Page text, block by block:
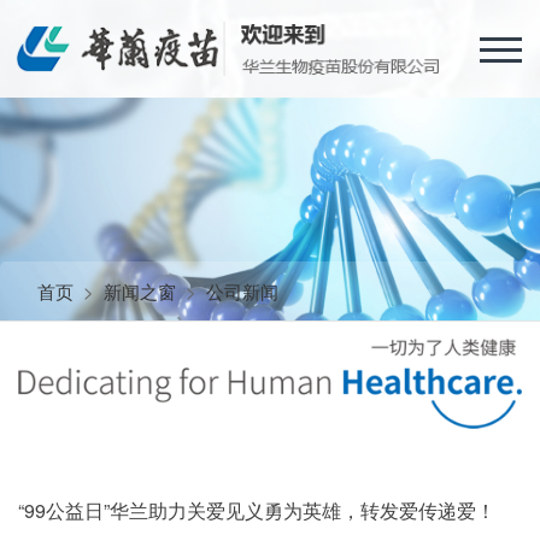
首页 > 新闻之窗 > 公司新闻
“99公益日”华兰助力关爱见义勇为英雄，转发爱传递爱！